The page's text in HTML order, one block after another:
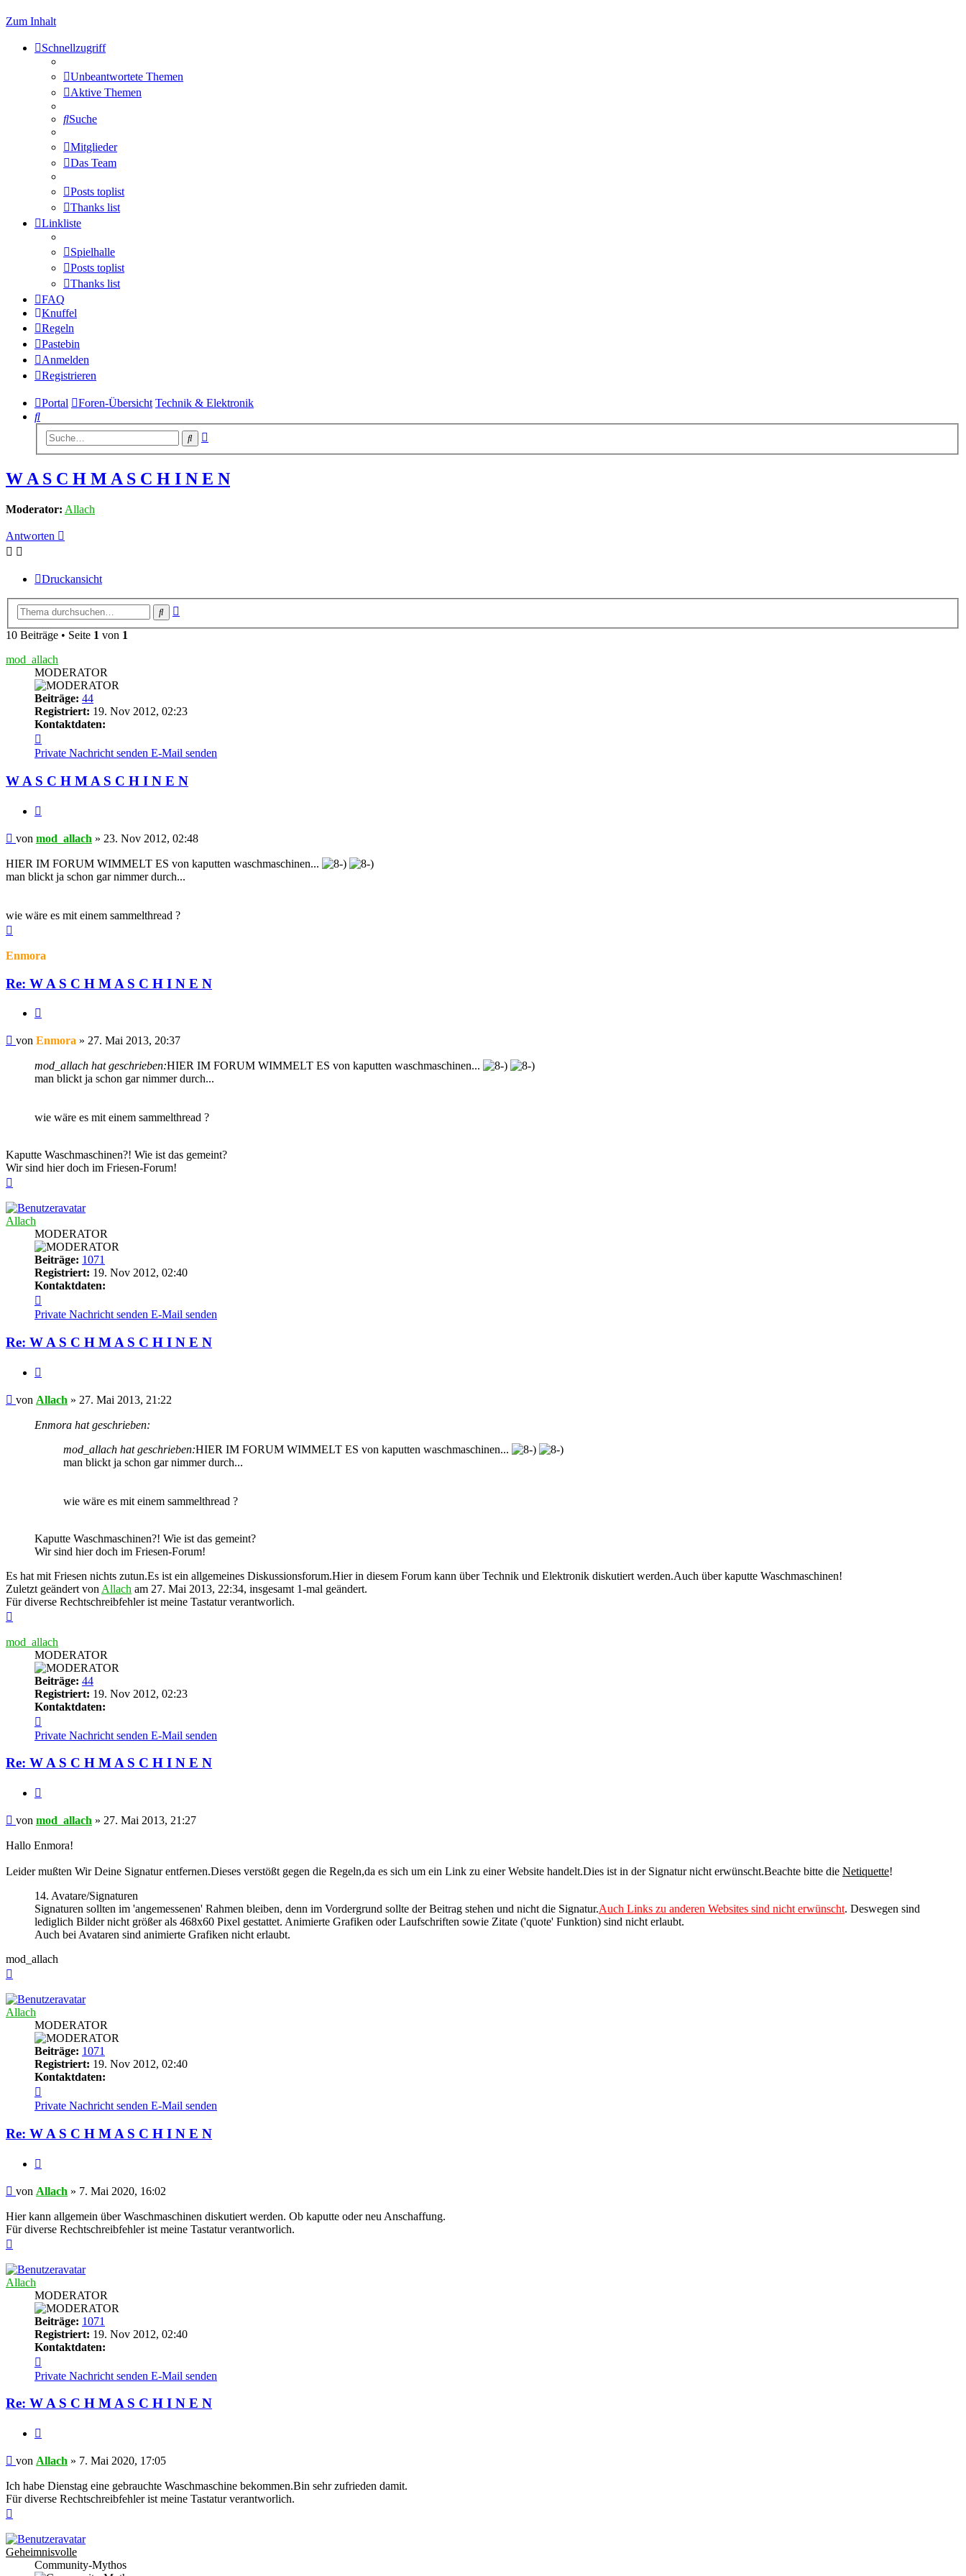
Zum Inhalt
Schnellzugriff
Unbeantwortete Themen
Aktive Themen
Suche
Mitglieder
Das Team
Posts toplist
Thanks list
Linkliste
Spielhalle
Posts toplist
Thanks list
FAQ
Knuffel
Regeln
Pastebin
Anmelden
Registrieren
Portal Foren-Übersicht Technik & Elektronik
Suche
Suche
W A S C H M A S C H I N E N
Moderator: Allach
Antworten
Druckansicht
Suche
10 Beiträge • Seite 1 von 1
mod_allach
MODERATOR
Beiträge: 44
Registriert: 19. Nov 2012, 02:23
Kontaktdaten:
von
mod_allach
Private Nachricht senden E-Mail senden
W A S C H M A S C H I N E N
Beitrag
von mod_allach » 23. Nov 2012, 02:48
HIER IM FORUM WIMMELT ES von kaputten waschmaschinen...
man blickt ja schon gar nimmer durch...
wie wäre es mit einem sammelthread ?
Enmora
Re: W A S C H M A S C H I N E N
Beitrag
von Enmora » 27. Mai 2013, 20:37
mod_allach hat geschrieben:HIER IM FORUM WIMMELT ES von kaputten waschmaschinen...
man blickt ja schon gar nimmer durch...
wie wäre es mit einem sammelthread ?
Kaputte Waschmaschinen?! Wie ist das gemeint?
Wir sind hier doch im Friesen-Forum!
Allach
MODERATOR
Beiträge: 1071
Registriert: 19. Nov 2012, 02:40
Kontaktdaten:
von
Allach
Private Nachricht senden E-Mail senden
Re: W A S C H M A S C H I N E N
Beitrag
von Allach » 27. Mai 2013, 21:22
Enmora hat geschrieben:
mod_allach hat geschrieben:HIER IM FORUM WIMMELT ES von kaputten waschmaschinen...
man blickt ja schon gar nimmer durch...
wie wäre es mit einem sammelthread ?
Kaputte Waschmaschinen?! Wie ist das gemeint?
Wir sind hier doch im Friesen-Forum!
Es hat mit Friesen nichts zutun.Es ist ein allgemeines Diskussionsforum.Hier in diesem Forum kann über Technik und Elektronik diskutiert werden.Auch über kaputte Waschmaschinen!
Zuletzt geändert von Allach am 27. Mai 2013, 22:34, insgesamt 1-mal geändert.
Für diverse Rechtschreibfehler ist meine Tastatur verantworlich.
mod_allach
MODERATOR
Beiträge: 44
Registriert: 19. Nov 2012, 02:23
Kontaktdaten:
von
mod_allach
Private Nachricht senden E-Mail senden
Re: W A S C H M A S C H I N E N
Beitrag
von mod_allach » 27. Mai 2013, 21:27
Hallo Enmora!
Leider mußten Wir Deine Signatur entfernen.Dieses verstößt gegen die Regeln,da es sich um ein Link zu einer Website handelt.Dies ist in der Signatur nicht erwünscht.Beachte bitte die Netiquette!
14. Avatare/Signaturen
Signaturen sollten im 'angemessenen' Rahmen bleiben, denn im Vordergrund sollte der Beitrag stehen und nicht die Signatur.Auch Links zu anderen Websites sind nicht erwünscht. Deswegen sind
lediglich Bilder nicht größer als 468x60 Pixel gestattet. Animierte Grafiken oder Laufschriften sowie Zitate ('quote' Funktion) sind nicht erlaubt.
Auch bei Avataren sind animierte Grafiken nicht erlaubt.
mod_allach
Allach
MODERATOR
Beiträge: 1071
Registriert: 19. Nov 2012, 02:40
Kontaktdaten:
von
Allach
Private Nachricht senden E-Mail senden
Re: W A S C H M A S C H I N E N
Beitrag
von Allach » 7. Mai 2020, 16:02
Hier kann allgemein über Waschmaschinen diskutiert werden. Ob kaputte oder neu Anschaffung.
Für diverse Rechtschreibfehler ist meine Tastatur verantworlich.
Allach
MODERATOR
Beiträge: 1071
Registriert: 19. Nov 2012, 02:40
Kontaktdaten:
von
Allach
Private Nachricht senden E-Mail senden
Re: W A S C H M A S C H I N E N
Beitrag
von Allach » 7. Mai 2020, 17:05
Ich habe Dienstag eine gebrauchte Waschmaschine bekommen.Bin sehr zufrieden damit.
Für diverse Rechtschreibfehler ist meine Tastatur verantworlich.
Geheimnisvolle
Community-Mythos